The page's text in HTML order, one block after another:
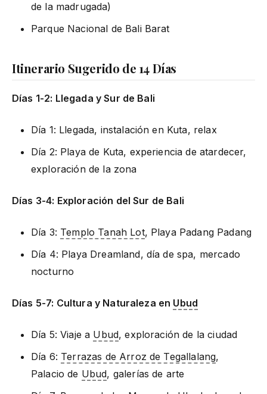
de la madrugada)
Parque Nacional de Bali Barat
Itinerario Sugerido de 14 Días
Días 1-2: Llegada y Sur de Bali
Día 1: Llegada, instalación en Kuta, relax
Día 2: Playa de Kuta, experiencia de atardecer,
exploración de la zona
Días 3-4: Exploración del Sur de Bali
Día 3: Templo Tanah Lot, Playa Padang Padang
Día 4: Playa Dreamland, día de spa, mercado
nocturno
Días 5-7: Cultura y Naturaleza en Ubud
Día 5: Viaje a Ubud, exploración de la ciudad
Día 6: Terrazas de Arroz de Tegallalang,
Palacio de Ubud, galerías de arte